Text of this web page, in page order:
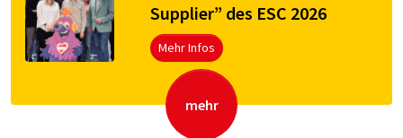
Supplier” des ESC 2026
Mehr Infos
mehr